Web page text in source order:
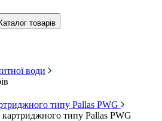
Каталог товарів
води
типу Pallas PWG
картриджного типу Pallas PWG